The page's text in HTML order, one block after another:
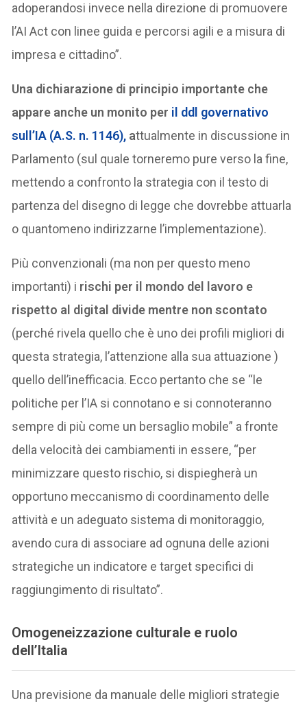
adoperandosi invece nella direzione di promuovere
l’AI Act con linee guida e percorsi agili e a misura di
impresa e cittadino”.
Una dichiarazione di principio importante che
appare anche un monito per il ddl governativo
sull’IA (A.S. n. 1146), attualmente in discussione in
Parlamento (sul quale torneremo pure verso la fine,
mettendo a confronto la strategia con il testo di
partenza del disegno di legge che dovrebbe attuarla
o quantomeno indirizzarne l’implementazione).
Più convenzionali (ma non per questo meno
importanti) i rischi per il mondo del lavoro e
rispetto al digital divide mentre non scontato
(perché rivela quello che è uno dei profili migliori di
questa strategia, l’attenzione alla sua attuazione )
quello dell’inefficacia. Ecco pertanto che se “le
politiche per l’IA si connotano e si connoteranno
sempre di più come un bersaglio mobile” a fronte
della velocità dei cambiamenti in essere, “per
minimizzare questo rischio, si dispiegherà un
opportuno meccanismo di coordinamento delle
attività e un adeguato sistema di monitoraggio,
avendo cura di associare ad ognuna delle azioni
strategiche un indicatore e target specifici di
raggiungimento di risultato”.
Omogeneizzazione culturale e ruolo
dell’Italia
Una previsione da manuale delle migliori strategie